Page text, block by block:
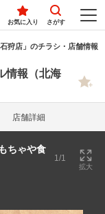
お気に入り さがす
石狩店」のチラシ・店舗情報
情報（北海
店舗詳細
ちゃや食
1/1
拡大